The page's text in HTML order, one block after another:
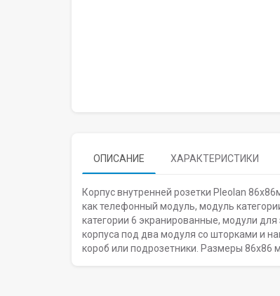
ОПИСАНИЕ ХАРАКТЕРИСТИКИ
Корпус внутренней розетки Pleolan
как телефонный модуль, модуль
категории 6 экранированные, модули для
корпуса под два модуля со шторками и
короб или подрозетники. Размеры 86х86